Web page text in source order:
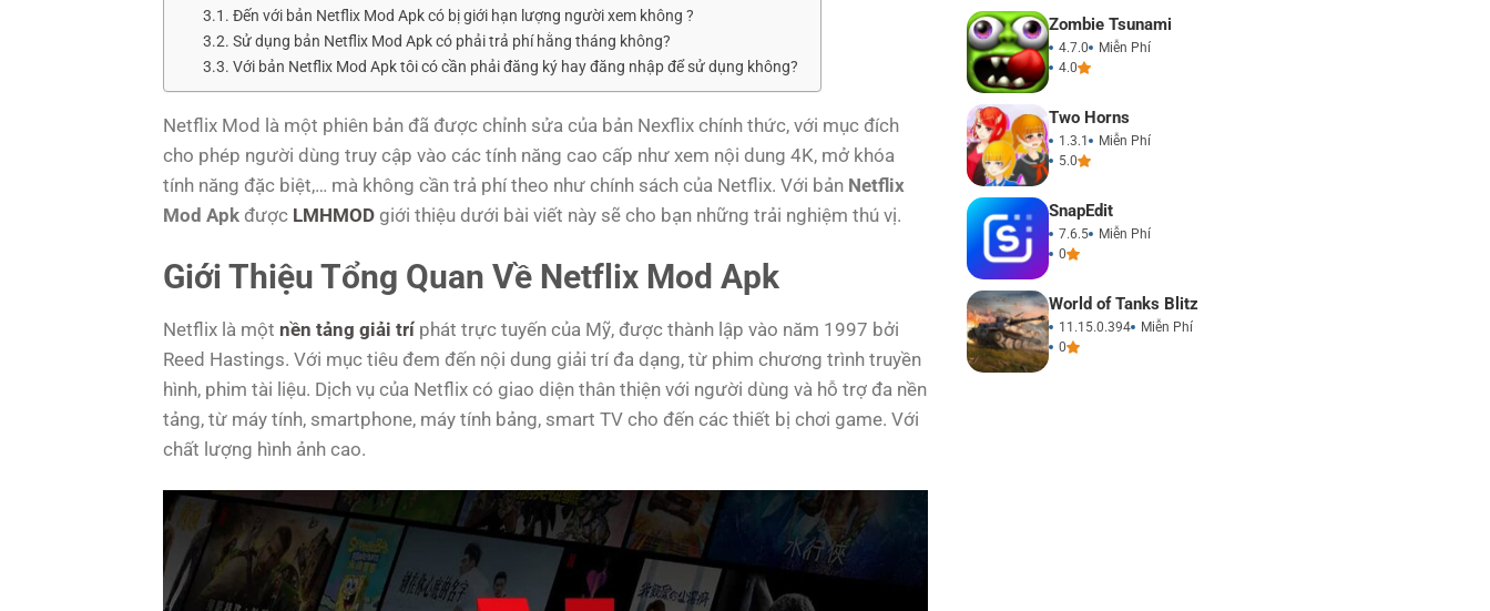
Đến với bản Netflix Mod Apk có bị giới hạn lượng người xem không ?
Sử dụng bản Netflix Mod Apk có phải trả phí hằng tháng không?
Với bản Netflix Mod Apk tôi có cần phải đăng ký hay đăng nhập để sử dụng không?
Netflix Mod là một phiên bản đã được chỉnh sửa của bản Nexflix chính thức, với mục đích
cho phép người dùng truy cập vào các tính năng cao cấp như xem nội dung 4K, mở khóa
tính năng đặc biệt,… mà không cần trả phí theo như chính sách của Netflix. Với bản Netflix
Mod Apk được LMHMOD giới thiệu dưới bài viết này sẽ cho bạn những trải nghiệm thú vị.
Giới Thiệu Tổng Quan Về Netflix Mod Apk
Netflix là một nền tảng giải trí phát trực tuyến của Mỹ, được thành lập vào năm 1997 bởi
Reed Hastings. Với mục tiêu đem đến nội dung giải trí đa dạng, từ phim chương trình truyền
hình, phim tài liệu. Dịch vụ của Netflix có giao diện thân thiện với người dùng và hỗ trợ đa nền
tảng, từ máy tính, smartphone, máy tính bảng, smart TV cho đến các thiết bị chơi game. Với
chất lượng hình ảnh cao.
Zombie Tsunami
4.7.0
Miễn Phí
4.0
Two Horns
1.3.1
Miễn Phí
5.0
SnapEdit
7.6.5
Miễn Phí
0
World of Tanks Blitz
11.15.0.394
Miễn Phí
0